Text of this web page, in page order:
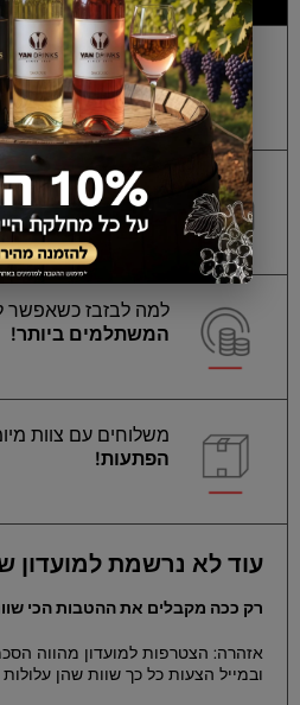
אלכוהול מקורי ללא
ידי מכון התקנים
החזר כספי מלאעל
שנותרו לכם! *בכפוף
למה לבזבז כשאפשר
המשתלמים ביותר!
משלוחים עם צוות
הפתעות!
עוד לא נרשמת למועדון
רק ככה מקבלים את ההטבות הכי
אזהרה: הצטרפות למועדון מהווה
ובמייל הצעות כל כך שוות שהן